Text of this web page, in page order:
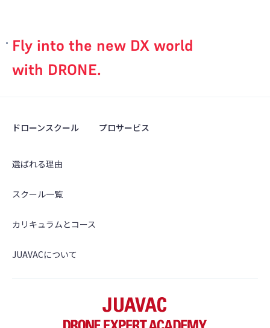
Fly into the new DX world
with DRONE.
ドローンスクール プロサービス
選ばれる理由
スクール一覧
カリキュラムとコース
JUAVACについて